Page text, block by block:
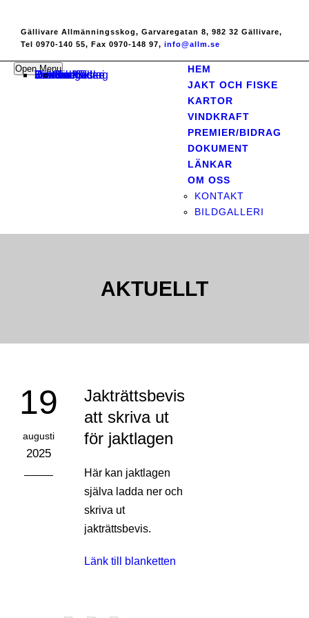
Gällivare Allmänningsskog, Garvaregatan 8, 982 32 Gällivare,
Tel 0970-140 55, Fax 0970-148 97, info@allm.se
Open Menu
Hem
Jakt och Fiske
Kartor
Vindkraft
Premier/Bidrag
Dokument
Länkar
Om ossKontakt
Bildgalleri
HEM
JAKT OCH FISKE
KARTOR
VINDKRAFT
PREMIER/BIDRAG
DOKUMENT
LÄNKAR
OM OSS
KONTAKT
BILDGALLERI
AKTUELLT
19
augusti
2025
Jakträttsbevis
att skriva ut
för jaktlagen
Här kan jaktlagen
själva ladda ner och
skriva ut
jakträttsbevis.
Länk till blanketten